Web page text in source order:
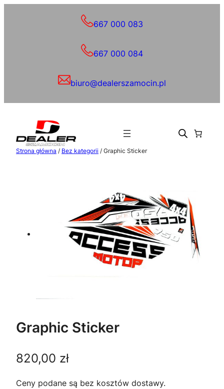
667 000 083
667 000 084
biuro@dealerszamocin.pl
Strona główna / Bez kategorii / Graphic Sticker
Graphic Sticker
820,00 zł
Ceny podane są bez kosztów dostawy.